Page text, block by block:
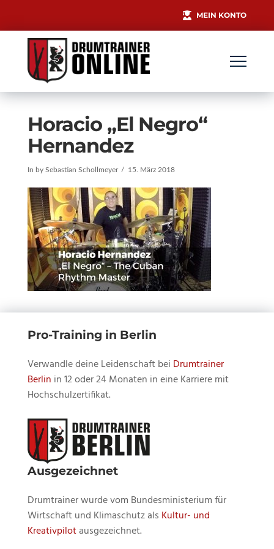
MEIN KONTO
Horacio „El Negro“
Hernandez
In by Sebastian Schollmeyer 15. März 2018
Pro-Training in Berlin
Verwandle deine Leidenschaft bei Drumtrainer
Berlin in 12 oder 24 Monaten in eine Karriere mit
Hochschulzertifikat.
Ausgezeichnet
Drumtrainer wurde vom Bundesministerium für
Wirtschaft und Klimaschutz als Kultur- und
Kreativpilotausgezeichnet.